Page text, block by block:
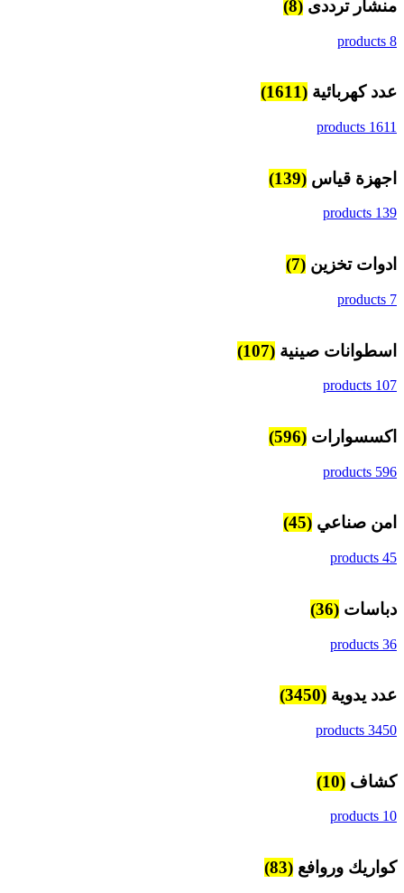
منشار ترددى (8)
8 products
عدد كهربائية (1611)
1611 products
اجهزة قياس (139)
139 products
ادوات تخزين (7)
7 products
اسطوانات صينية (107)
107 products
اكسسوارات (596)
596 products
امن صناعي (45)
45 products
دباسات (36)
36 products
عدد يدوية (3450)
3450 products
كشاف (10)
10 products
كواريك وروافع (83)